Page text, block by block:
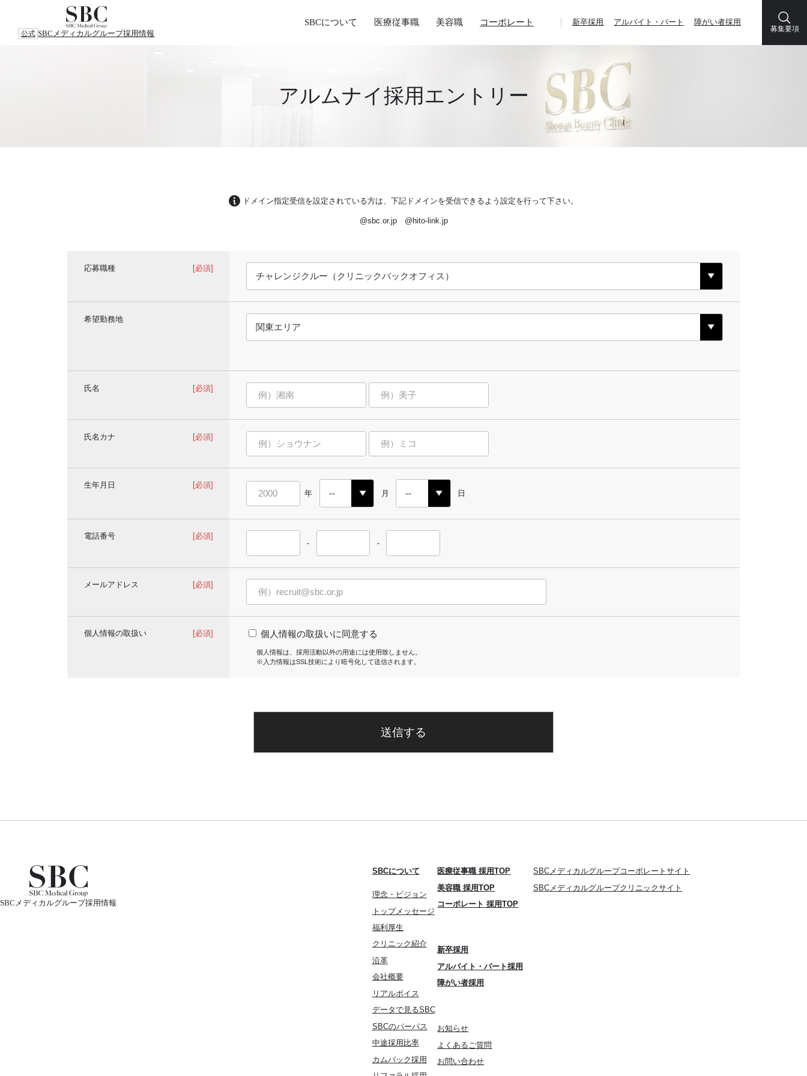
公式 SBCメディカルグループ採用情報
SBCについて 医療従事職 美容職 コーポレート 新卒採用 アルバイト・パート 障がい者採用
募集要項
アルムナイ採用エントリー
ドメイン指定受信を設定されている方は、下記ドメインを受信できるよう設定を行って下さい。
@sbc.or.jp @hito-link.jp
応募職種 [必須]
希望勤務地
氏名 [必須]
氏名カナ [必須]
生年月日
[必須]
年
月 日
電話番号 [必須]
- -
メールアドレス [必須]
個人情報の取扱い [必須] 個人情報の取扱いに同意する
個人情報は、採用活動以外の用途には使用致しません。
※入力情報はSSL技術により暗号化して送信されます。
送信する
SBCメディカルグループ採用情報
SBCについて
理念・ビジョン
トップメッセージ
福利厚生
クリニック紹介
沿革
会社概要
リアルボイス
データで見るSBC
SBCのパーパス
中途採用比率
カムバック採用
医療従事職 採用TOP
美容職 採用TOP
コーポレート 採用TOP
新卒採用
アルバイト・パート採用
障がい者採用
お知らせ
よくあるご質問
お問い合わせ
SBCメディカルグループコーポレートサイト
SBCメディカルグループクリニックサイト